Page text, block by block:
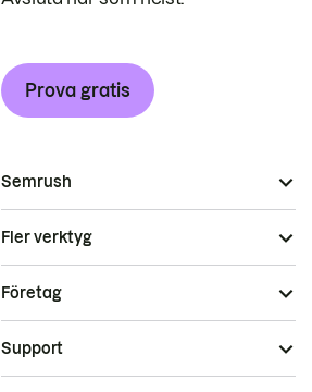
Prova gratis
Semrush
Fler verktyg
Företag
Support